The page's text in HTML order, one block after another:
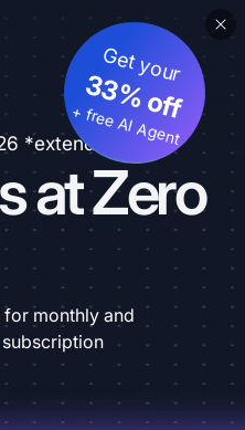
*extended
at Zero
Get your
33% off
+ free AI Agent
for monthly and